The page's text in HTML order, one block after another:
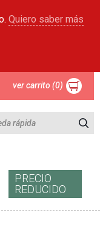
Quiero saber más
ver carrito (0)
PRECIO
REDUCIDO